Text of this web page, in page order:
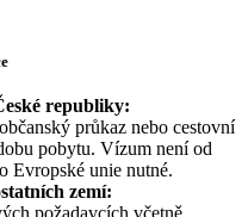
republiky:
průkaz nebo cestovní
pobytu. Vízum není od
Evropské unie nutné.
zemí: